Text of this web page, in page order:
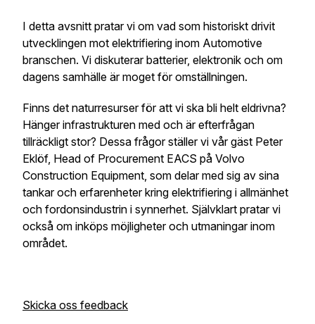
I detta avsnitt pratar vi om vad som historiskt drivit
utvecklingen mot elektrifiering inom Automotive
branschen. Vi diskuterar batterier, elektronik och om
dagens samhälle är moget för omställningen.
Finns det naturresurser för att vi ska bli helt eldrivna?
Hänger infrastrukturen med och är efterfrågan
tillräckligt stor? Dessa frågor ställer vi vår gäst Peter
Eklöf, Head of Procurement EACS på Volvo
Construction Equipment, som delar med sig av sina
tankar och erfarenheter kring elektrifiering i allmänhet
och fordonsindustrin i synnerhet. Självklart pratar vi
också om inköps möjligheter och utmaningar inom
området.
Skicka oss feedback